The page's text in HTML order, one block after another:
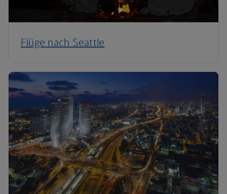
Flüge nach Seattle